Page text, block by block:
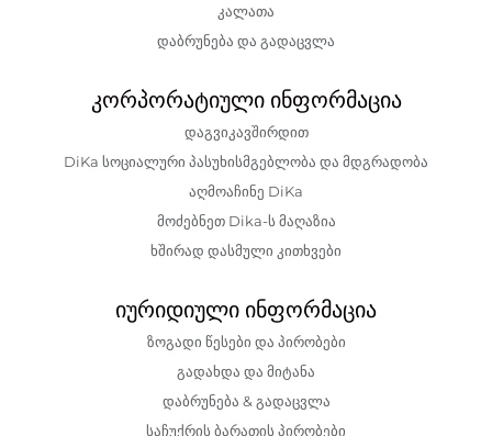
კალათა
დაბრუნება და გადაცვლა
კორპორატიული ინფორმაცია
დაგვიკავშირდით
DiKa სოციალური პასუხისმგებლობა და მდგრადობა
აღმოაჩინე DiKa
მოძებნეთ Dika-ს მაღაზია
ხშირად დასმული კითხვები
იურიდიული ინფორმაცია
ზოგადი წესები და პირობები
გადახდა და მიტანა
დაბრუნება & გადაცვლა
საჩუქრის ბარათის პირობები